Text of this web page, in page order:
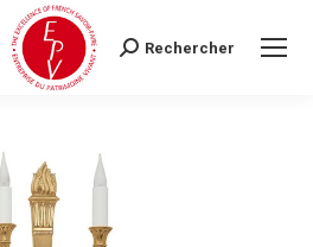
Search:Rechercher